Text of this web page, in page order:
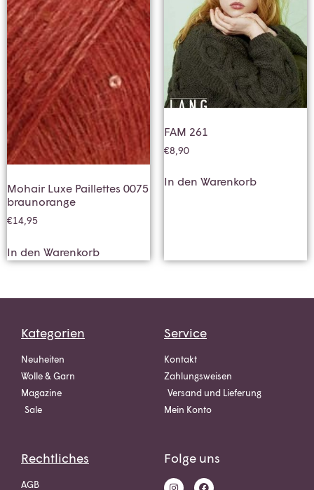
Mohair Luxe Paillettes 0075
braunorange
€14,95
In den Warenkorb
FAM 261
€8,90
In den Warenkorb
Kategorien
Neuheiten
Wolle & Garn
Magazine
Sale
Service
Kontakt
Zahlungsweisen
Versand und Lieferung
Mein Konto
Rechtliches
AGB
Folge uns